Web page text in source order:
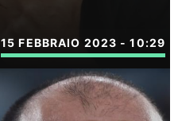
15 FEBBRAIO 2023 - 10:29